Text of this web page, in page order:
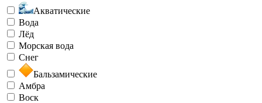
Акватические
Вода
Лёд
Морская вода
Снег
Бальзамические
Амбра
Воск